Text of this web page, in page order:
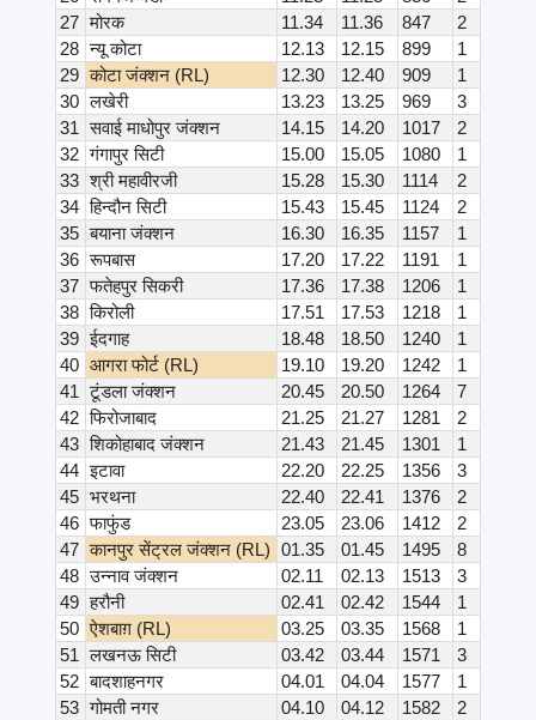
27 मोरक 11.34 11.36 847
2
28 न्यू कोटा 12.13 12.15 899
1
29 कोटा जंक्शन (RL) 12.30 12.40 909
1
30 लखेरी 13.23 13.25 969
3
31 सवाई माधोपुर जंक्शन 14.15 14.20 1017
2
32 गंगापुर सिटी 15.00 15.05 1080
1
33 श्री महावीरजी 15.28 15.30 1114
2
34 हिन्दौन सिटी 15.43 15.45 1124
2
35 बयाना जंक्शन 16.30 16.35 1157
1
36 रूपबास 17.20 17.22 1191
1
37 फतेहपुर सिकरी 17.36 17.38 1206
1
38 किरोली 17.51 17.53 1218
1
39 ईदगाह 18.48 18.50 1240
1
40 आगरा फोर्ट (RL) 19.10 19.20 1242
1
41 टूंडला जंक्शन 20.45 20.50 1264
7
42 फिरोजाबाद 21.25 21.27 1281
2
43 शिकोहाबाद जंक्शन 21.43 21.45 1301
1
44 इटावा 22.20 22.25 1356
3
45 भरथना 22.40 22.41 1376
2
46 फाफुंड 23.05 23.06 1412
2
47 कानपुर सेंट्रल जंक्शन (RL) 01.35 01.45 1495
8
48 उन्नाव जंक्शन 02.11 02.13 1513
3
49 हरौनी 02.41 02.42 1544
1
50 ऐशबाग़ (RL) 03.25 03.35 1568
1
51 लखनऊ सिटी 03.42 03.44 1571
3
52 बादशाहनगर 04.01 04.04 1577
1
53 गोमती नगर 04.10 04.12 1582
2